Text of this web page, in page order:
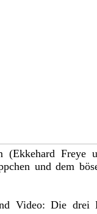
(Ekkehard Freye
und dem
Video: Die drei